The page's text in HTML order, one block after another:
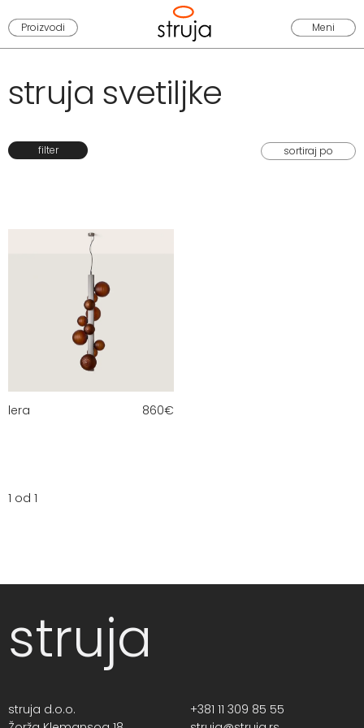
Proizvodi Meni
struja svetiljke
filter
lera 860€
1 od 1
struja
struja d.o.o.
+381 11 309 85 55